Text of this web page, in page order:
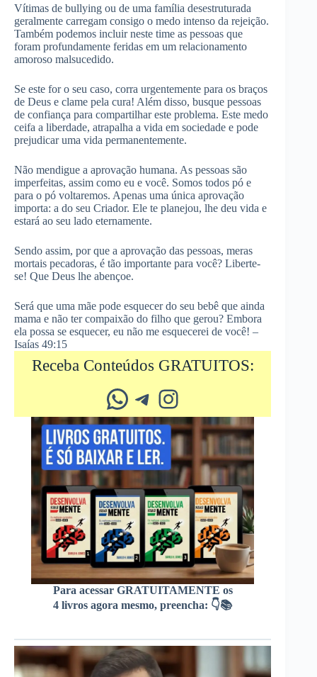
Vítimas de bullying ou de uma família desestruturada
geralmente carregam consigo o medo intenso da rejeição.
Também podemos incluir neste time as pessoas que
foram profundamente feridas em um relacionamento
amoroso malsucedido.
Se este for o seu caso, corra urgentemente para os braços
de Deus e clame pela cura! Além disso, busque pessoas
de confiança para compartilhar este problema. Este medo
ceifa a liberdade, atrapalha a vida em sociedade e pode
prejudicar uma vida permanentemente.
Não mendigue a aprovação humana. As pessoas são
imperfeitas, assim como eu e você. Somos todos pó e
para o pó voltaremos. Apenas uma única aprovação
importa: a do seu Criador. Ele te planejou, lhe deu vida e
estará ao seu lado eternamente.
Sendo assim, por que a aprovação das pessoas, meras
mortais pecadoras, é tão importante para você? Liberte-
se! Que Deus lhe abençoe.
Será que uma mãe pode esquecer do seu bebê que ainda
mama e não ter compaixão do filho que gerou? Embora
ela possa se esquecer, eu não me esquecerei de você! –
Isaías 49:15
Receba Conteúdos GRATUITOS:
Whatsapp Telegram Instagram
Para acessar GRATUITAMENTE os
4 livros agora mesmo, preencha: 👇📚